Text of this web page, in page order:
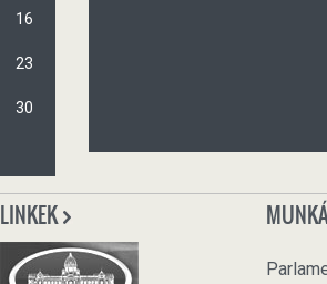
16
23
30
LINKEK